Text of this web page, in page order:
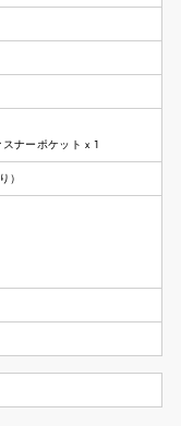
ナーポケット x 1
）